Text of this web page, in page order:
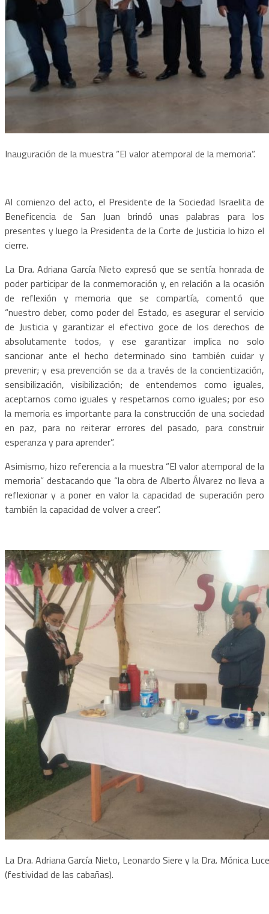
Inauguración de la muestra “El valor atemporal de la memoria”.
Al comienzo del acto, el Presidente de la Sociedad Israelita de
Beneficencia de San Juan brindó unas palabras para los
presentes y luego la Presidenta de la Corte de Justicia lo hizo el
cierre.
La Dra. Adriana García Nieto expresó que se sentía honrada de
poder participar de la conmemoración y, en relación a la ocasión
de reflexión y memoria que se compartía, comentó que
“nuestro deber, como poder del Estado, es asegurar el servicio
de Justicia y garantizar el efectivo goce de los derechos de
absolutamente todos, y ese garantizar implica no solo
sancionar ante el hecho determinado sino también cuidar y
prevenir; y esa prevención se da a través de la concientización,
sensibilización, visibilización; de entendernos como iguales,
aceptarnos como iguales y respetarnos como iguales; por eso
la memoria es importante para la construcción de una sociedad
en paz, para no reiterar errores del pasado, para construir
esperanza y para aprender”.
Asimismo, hizo referencia a la muestra “El valor atemporal de la
memoria” destacando que “la obra de Alberto Álvarez no lleva a
reflexionar y a poner en valor la capacidad de superación pero
también la capacidad de volver a creer”.
La Dra. Adriana García Nieto, Leonardo Siere y la Dra. Mónica
(festividad de las cabañas).